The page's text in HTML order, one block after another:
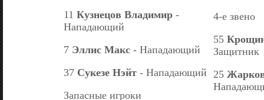
11 Кузнецов Владимир -
Нападающий
7 Эллис Макс - Нападающий
37 Сукезе Нэйт - Нападающий
Запасные игроки
4-е звено
55
Защитник
25